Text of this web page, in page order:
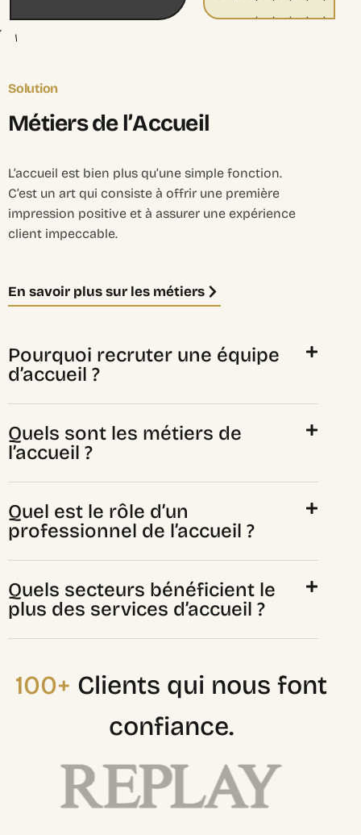
Solution
Métiersdel’Accueil
L’accueil est bien plus qu’une simple fonction.
C’est un art qui consiste à offrir une première
impression positive et à assurer une expérience
client impeccable.
En savoir plus sur les métiers
Pourquoi recruter une équipe
d’accueil ?
Quels sont les métiers de
l’accueil ?
Quel est le rôle d’un
professionnel de l’accueil ?
Quels secteurs bénéficient le
plus des services d’accueil ?
100+ Clients qui nous font
confiance.